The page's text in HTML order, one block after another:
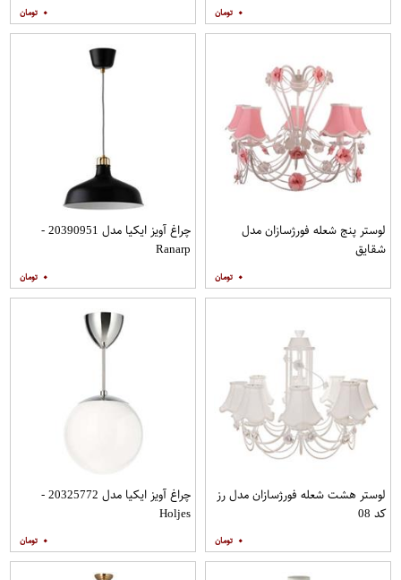
۰ ۰
لوستر پنج شعله فورژسازان مدل
شقایق
۰
چراغ آویز ایکیا مدل 20390951 -
Ranarp
۰
لوستر هشت شعله فورژسازان مدل رز
کد 08
۰
چراغ آویز ایکیا مدل 20325772 -
Holjes
۰